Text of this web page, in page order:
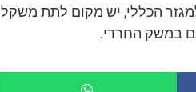
הכללי, יש מקום לתת משקל
במשק החרדי.